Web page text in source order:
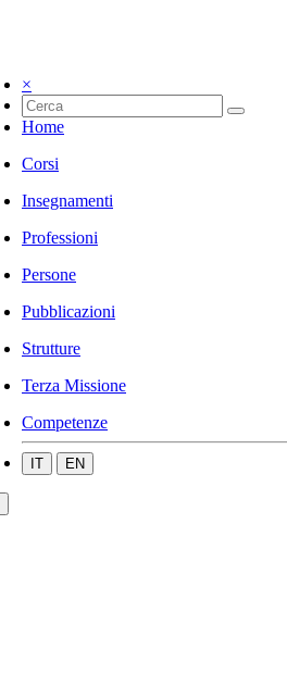
×
Home
Corsi
Insegnamenti
Professioni
Persone
Pubblicazioni
Strutture
Terza Missione
Competenze
IT EN